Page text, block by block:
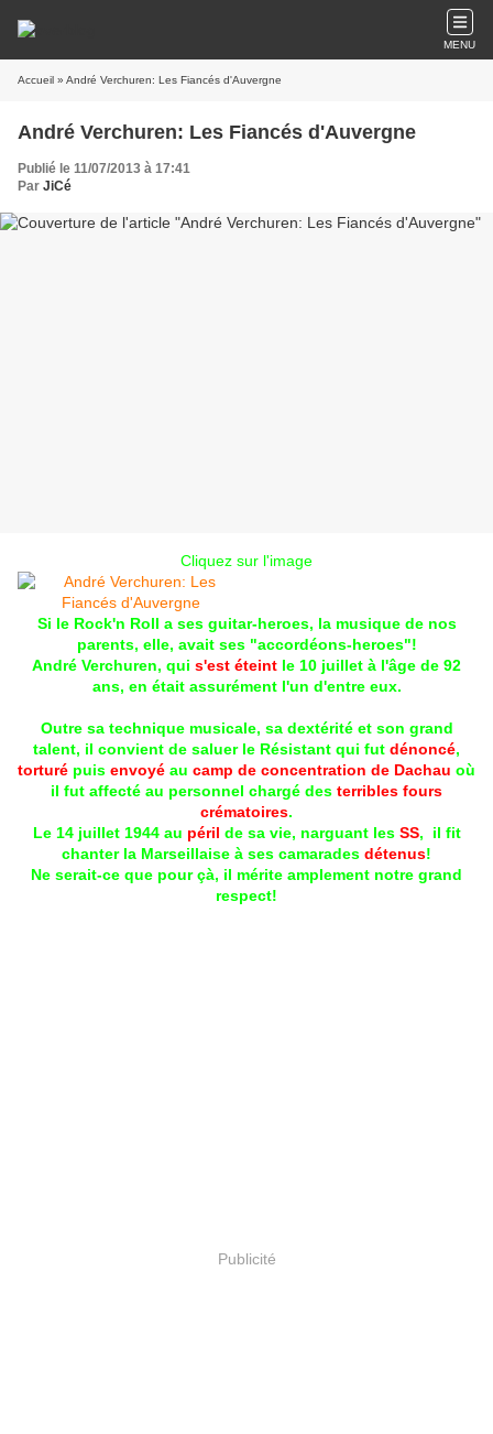
MENU
Accueil » André Verchuren: Les Fiancés d'Auvergne
André Verchuren: Les Fiancés d'Auvergne
Publié le 11/07/2013 à 17:41
Par JiCé
Cliquez sur l'image
Si le Rock'n Roll a ses guitar-heroes, la musique de nos
parents, elle, avait ses "accordéons-heroes"!
André Verchuren, qui s'est éteint le 10 juillet à l'âge de 92
ans, en était assurément l'un d'entre eux.
Outre sa technique musicale, sa dextérité et son grand
talent, il convient de saluer le Résistant qui fut dénoncé,
torturé puis envoyé au camp de concentration de Dachau où
il fut affecté au personnel chargé des terribles fours
crématoires.
Le 14 juillet 1944 au péril de sa vie, narguant les SS, il fit
chanter la Marseillaise à ses camarades détenus!
Ne serait-ce que pour çà, il mérite amplement notre grand
respect!
Publicité